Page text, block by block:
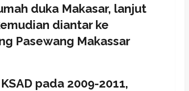
duka Makasar, lanjut
diantar ke
Pasewang Makassar
pada 2009-2011,